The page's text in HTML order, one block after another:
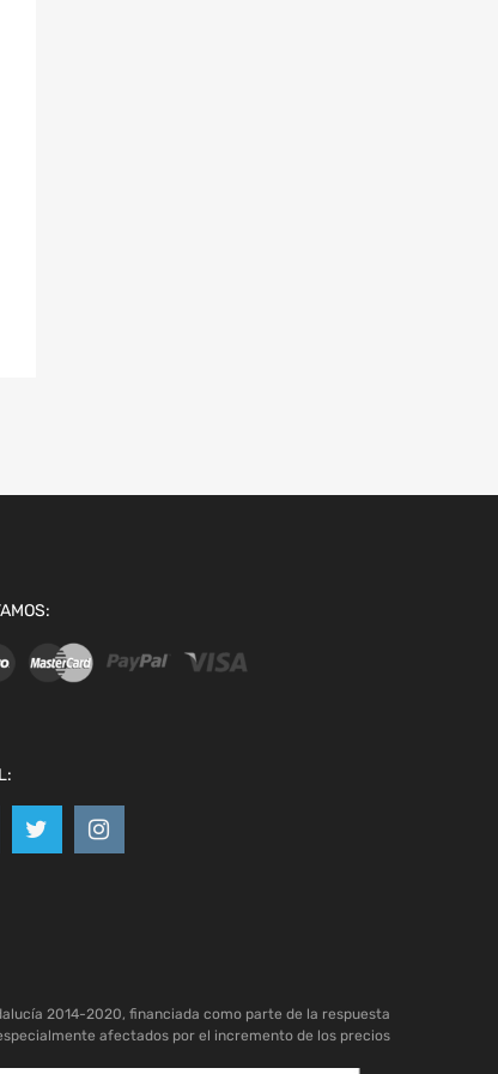
2014-2020, financiada como parte de la respuesta
afectados por el incremento de los precios